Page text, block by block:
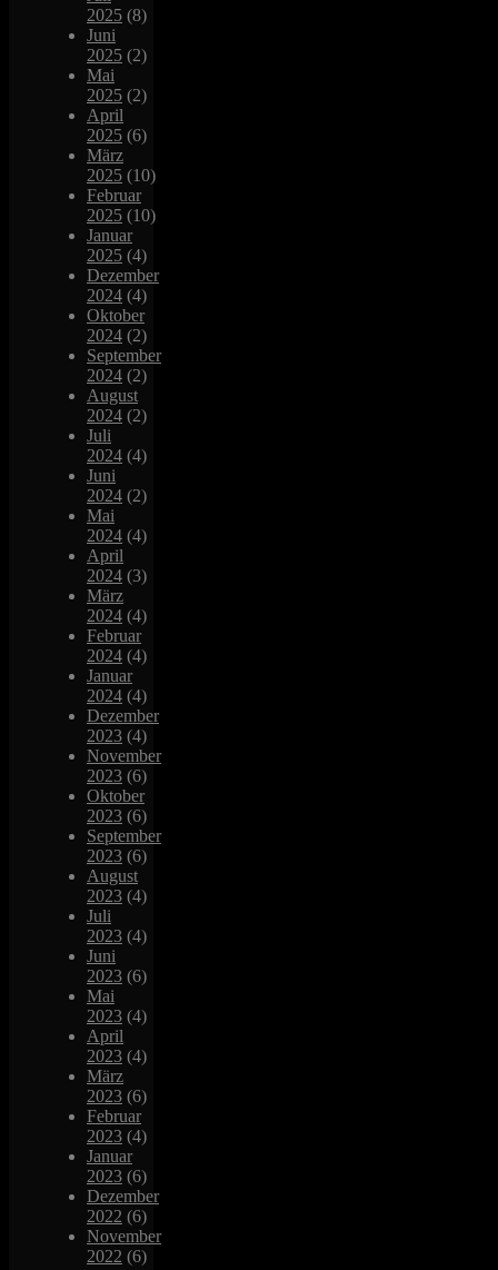
2025 (8)
Juni
2025 (2)
Mai
2025 (2)
April
2025 (6)
März
2025 (10)
Februar
2025 (10)
Januar
2025 (4)
Dezember
2024 (4)
Oktober
2024 (2)
September
2024 (2)
August
2024 (2)
Juli
2024 (4)
Juni
2024 (2)
Mai
2024 (4)
April
2024 (3)
März
2024 (4)
Februar
2024 (4)
Januar
2024 (4)
Dezember
2023 (4)
November
2023 (6)
Oktober
2023 (6)
September
2023 (6)
August
2023 (4)
Juli
2023 (4)
Juni
2023 (6)
Mai
2023 (4)
April
2023 (4)
März
2023 (6)
Februar
2023 (4)
Januar
2023 (6)
Dezember
2022 (6)
November
2022 (6)